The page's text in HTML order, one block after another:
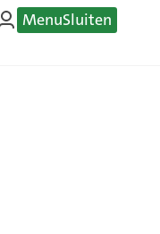
MenuSluiten